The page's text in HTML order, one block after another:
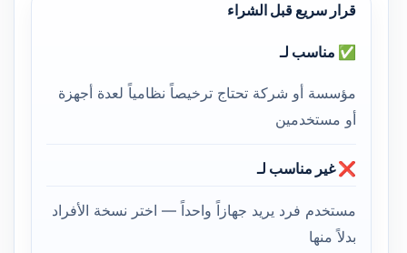
قرار سريع قبل الشراء
✅ مناسب لـ
مؤسسة أو شركة تحتاج ترخيصاً نظامياً لعدة أجهزة
أو مستخدمين
❌ غير مناسب لـ
مستخدم فرد يريد جهازاً واحداً — اختر نسخة الأفراد
بدلاً منها